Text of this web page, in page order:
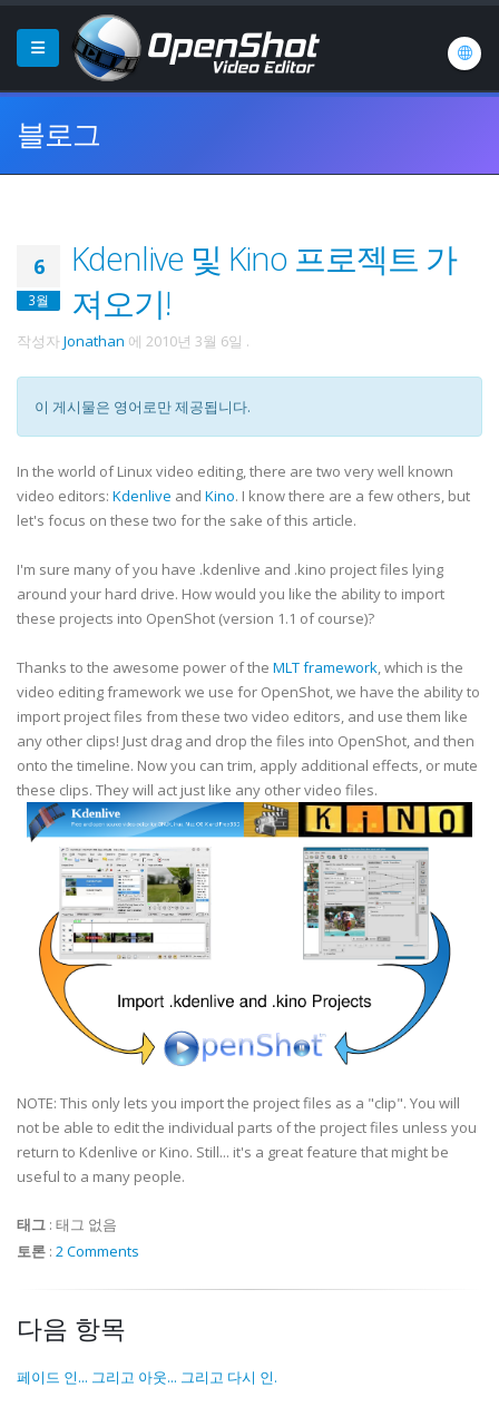
블로그
6
3월
Kdenlive 및 Kino 프로젝트 가
져오기!
작성자Jonathan 에 2010년 3월 6일 .
이 게시물은 영어로만 제공됩니다.
In the world of Linux video editing, there are two very well known
video editors: Kdenlive and Kino. I know there are a few others, but
let's focus on these two for the sake of this article.
I'm sure many of you have .kdenlive and .kino project files lying
around your hard drive. How would you like the ability to import
these projects into OpenShot (version 1.1 of course)?
Thanks to the awesome power of the MLT framework, which is the
video editing framework we use for OpenShot, we have the ability to
import project files from these two video editors, and use them like
any other clips! Just drag and drop the files into OpenShot, and then
onto the timeline. Now you can trim, apply additional effects, or mute
these clips. They will act just like any other video files.
NOTE: This only lets you import the project files as a "clip". You will
not be able to edit the individual parts of the project files unless you
return to Kdenlive or Kino. Still... it's a great feature that might be
useful to a many people.
태그 : 태그 없음
토론 : 2 Comments
다음 항목
페이드 인... 그리고 아웃... 그리고 다시 인.